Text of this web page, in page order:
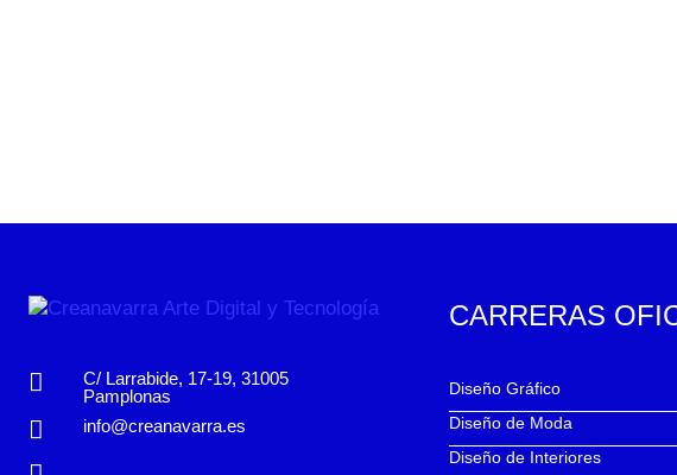
C/ Larrabide, 17-19, 31005
Pamplonas
info@creanavarra.es
CARRERAS
Diseño Gráfico
Diseño de Moda
Diseño de Interiores